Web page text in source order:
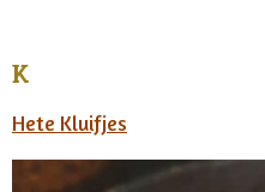
K
Hete Kluifjes